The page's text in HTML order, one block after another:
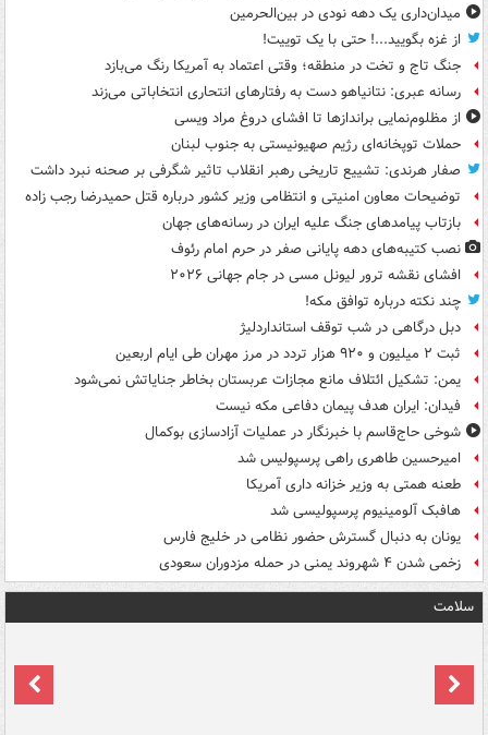
میدان‌داری یک دهه نودی در بین‌الحرمین
از غزه بگویید...! حتی با یک توییت!
جنگ تاج و تخت در منطقه؛ وقتی اعتماد به آمریکا رنگ می‌بازد
رسانه عبری: نتانیاهو دست به رفتارهای انتحاری انتخاباتی می‌زند
از مظلوم‌نمایی براندازها تا افشای دروغ مراد ویسی
حملات توپخانه‌ای رژیم صهیونیستی به جنوب لبنان
صفار هرندی: تشییع تاریخی رهبر انقلاب تاثیر شگرفی بر صحنه نبرد داشت
توضیحات معاون امنیتی و انتظامی وزیر کشور درباره قتل حمیدرضا رجب زاده
بازتاب پیامدهای جنگ علیه ایران در رسانه‌های جهان
نصب کتیبه‌های دهه پایانی صفر در حرم امام رئوف
افشای نقشه ترور لیونل مسی در جام جهانی ۲۰۲۶
چند نکته درباره توافق مکه!
دبل درگاهی در شب توقف استانداردلیژ
ثبت ۲ میلیون و ۹۲۰ هزار تردد در مرز مهران طی ایام اربعین
یمن: تشکیل ائتلاف مانع مجازات عربستان بخاطر جنایاتش نمی‌شود
فیدان: ایران هدف پیمان دفاعی مکه نیست
شوخی حاج‌قاسم با خبرنگار در عملیات آزادسازی بوکمال
امیرحسین طاهری راهی پرسپولیس شد
طعنه همتی به وزیر خزانه داری آمریکا
هافبک آلومینیوم پرسپولیسی شد
یونان به دنبال گسترش حضور نظامی در خلیج فارس
زخمی شدن ۴ شهروند یمنی در حمله مزدوران سعودی
سلامت